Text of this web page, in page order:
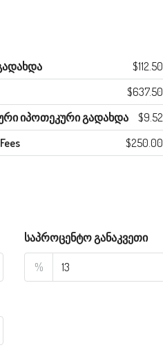
$112.50
$637.50
იპოთეკური გადახდა
$9.52
$250.00
საპროცენტო განაკვეთი
%